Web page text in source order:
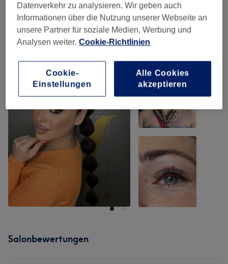
Damen - Farbe & Coloration (9) ab 38 €
Unsere Arbeit
Salonbewertungen
Datenverkehr zu analysieren. Wir geben auch
Informationen über die Nutzung unserer Webseite an
unsere Partner für soziale Medien, Werbung und
Analysen weiter. Cookie-Richtlinien
Cookie-
Einstellungen
Alle Cookies
akzeptieren